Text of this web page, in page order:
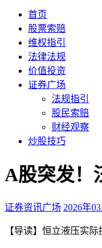
股盾网
首页
股票索赔
维权指引
法律法规
价值投资
证券广场
法规指引
股民索赔
财经观察
炒股技巧
A股突发！
证券资讯广场 2026年
【导读】恒立液压实